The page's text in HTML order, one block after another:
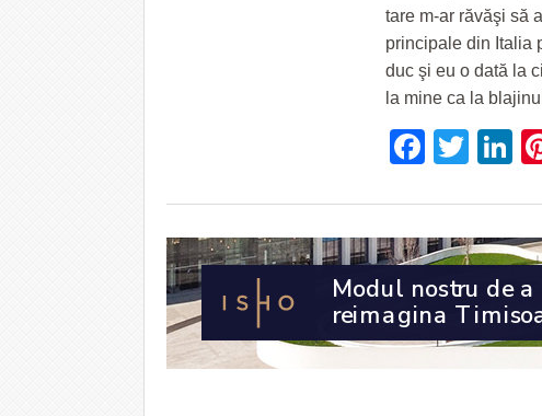
tare m-ar răvăşi să
principale din Italia
duc şi eu o dată la
la mine ca la